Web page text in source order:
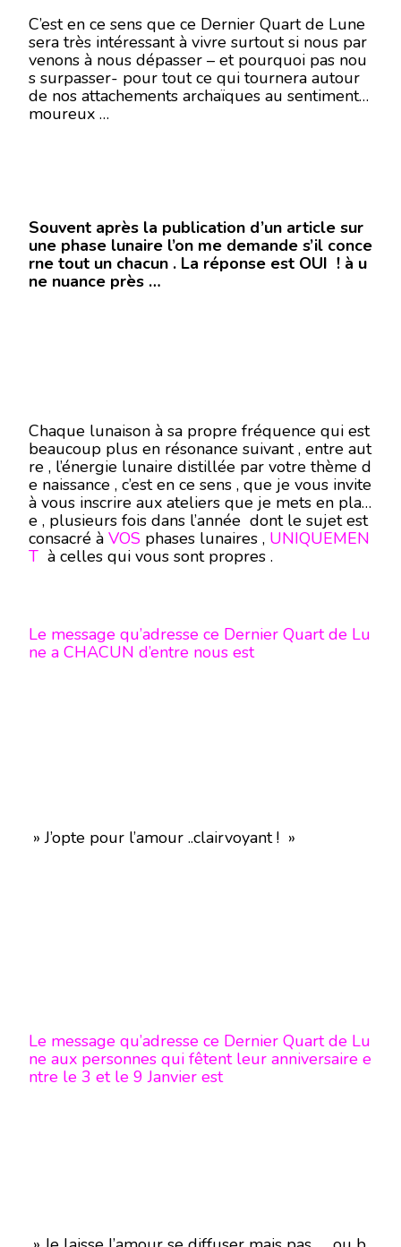
C’est en ce sens que ce Dernier Quart de Lune
sera très intéressant à vivre surtout si nous par
venons à nous dépasser – et pourquoi pas nou
s surpasser- pour tout ce qui tournera autour
de nos attachements archaïques au sentiment a
moureux …
Souvent après la publication d’un article sur
une phase lunaire l’on me demande s’il conce
rne tout un chacun . La réponse est OUI ! à u
ne nuance près …
Chaque lunaison à sa propre fréquence qui est
beaucoup plus en résonance suivant , entre aut
re , l’énergie lunaire distillée par votre thème d
e naissance , c’est en ce sens , que je vous invite
à vous inscrire aux ateliers que je mets en plac
e , plusieurs fois dans l’année dont le sujet est
consacré à VOS phases lunaires , UNIQUEMEN
T à celles qui vous sont propres .
Le message qu’adresse ce Dernier Quart de Lu
ne a CHACUN d’entre nous est
» J’opte pour l’amour ..clairvoyant ! »
Le message qu’adresse ce Dernier Quart de Lu
ne aux personnes qui fêtent leur anniversaire e
ntre le 3 et le 9 Janvier est